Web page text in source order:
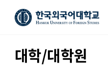
대학/대학원